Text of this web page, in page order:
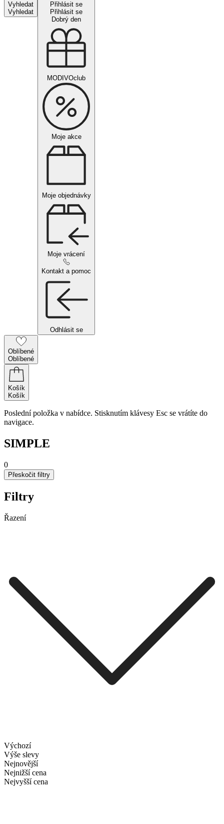
Vyhledat
Vyhledat
Přihlásit se
Přihlásit se
Dobrý den
MODIVOclub
Moje akce
Moje objednávky
Moje vrácení
Kontakt a pomoc
Odhlásit se
Oblíbené
Oblíbené
Košík
Košík
Poslední položka v nabídce. Stisknutím klávesy Esc se vrátíte do
navigace.
SIMPLE
0
Přeskočit filtry
Filtry
Řazení
Výchozí
Výše slevy
Nejnovější
Nejnižší cena
Nejvyšší cena